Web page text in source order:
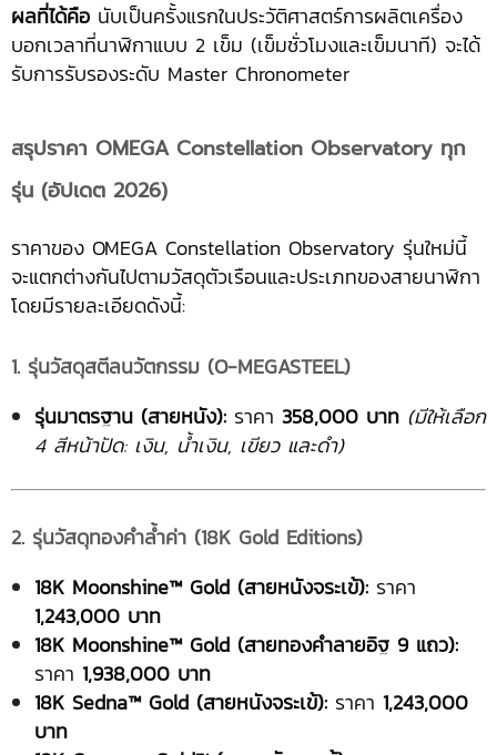
ผลที่ได้คือ นับเป็นครั้งแรกในประวัติศาสตร์การผลิตเครื่อง
บอกเวลาที่นาฬิกาแบบ 2 เข็ม (เข็มชั่วโมงและเข็มนาที) จะได้
รับการรับรองระดับ Master Chronometer
สรุปราคา OMEGA Constellation Observatory ทุก
รุ่น (อัปเดต 2026)
ราคาของ OMEGA Constellation Observatory รุ่นใหม่นี้
จะแตกต่างกันไปตามวัสดุตัวเรือนและประเภทของสายนาฬิกา
โดยมีรายละเอียดดังนี้:
1. รุ่นวัสดุสตีลนวัตกรรม (O-MEGASTEEL)
รุ่นมาตรฐาน (สายหนัง): ราคา 358,000 บาท (มีให้เลือก
4 สีหน้าปัด: เงิน, น้ำเงิน, เขียว และดำ)
2. รุ่นวัสดุทองคำล้ำค่า (18K Gold Editions)
18K Moonshine™ Gold (สายหนังจระเข้): ราคา
1,243,000 บาท
18K Moonshine™ Gold (สายทองคำลายอิฐ 9 แถว):
ราคา 1,938,000 บาท
18K Sedna™ Gold (สายหนังจระเข้): ราคา 1,243,000
บาท